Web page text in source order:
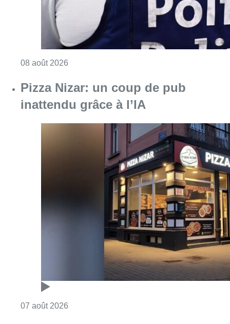
08 août 2026
Pizza Nizar: un coup de pub
inattendu grâce à l’IA
07 août 2026